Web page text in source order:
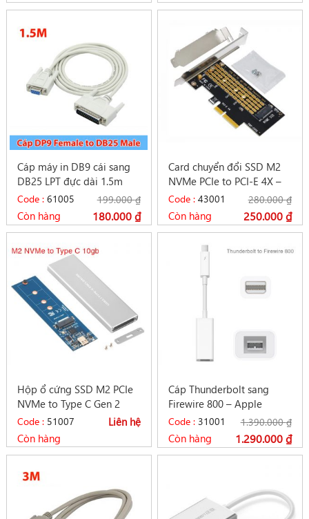
Cáp máy in DB9 cái sang
DB25 LPT đực dài 1.5m
199.000₫
180.000₫
Code :61005
Còn hàng
Card chuyển đổi SSD M2
NVMe PCIe to PCI-E 4X –
SSU EM2-5002
280.000₫
250.000₫
Code :43001
Còn hàng
Hộp ổ cứng SSD M2 PCIe
NVMe to Type C Gen 2
10gb vỏ nhôm
Liên hệ
Code : 51007
Còn hàng
Cáp Thunderbolt sang
Firewire 800 – Apple
A1463 MD464ZM A1.390.000₫
1.290.000₫
Code :31001
Còn hàng